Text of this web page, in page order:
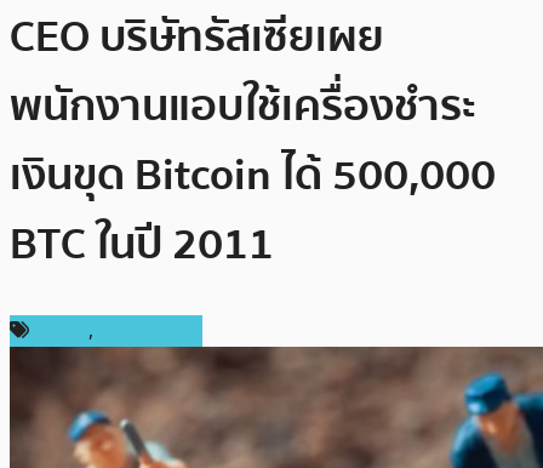
CEO บริษัทรัสเซียเผย
พนักงานแอบใช้เครื่องชำระ
เงินขุด Bitcoin ได้ 500,000
BTC ในปี 2011
,